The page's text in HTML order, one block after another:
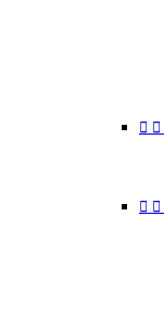
 
 